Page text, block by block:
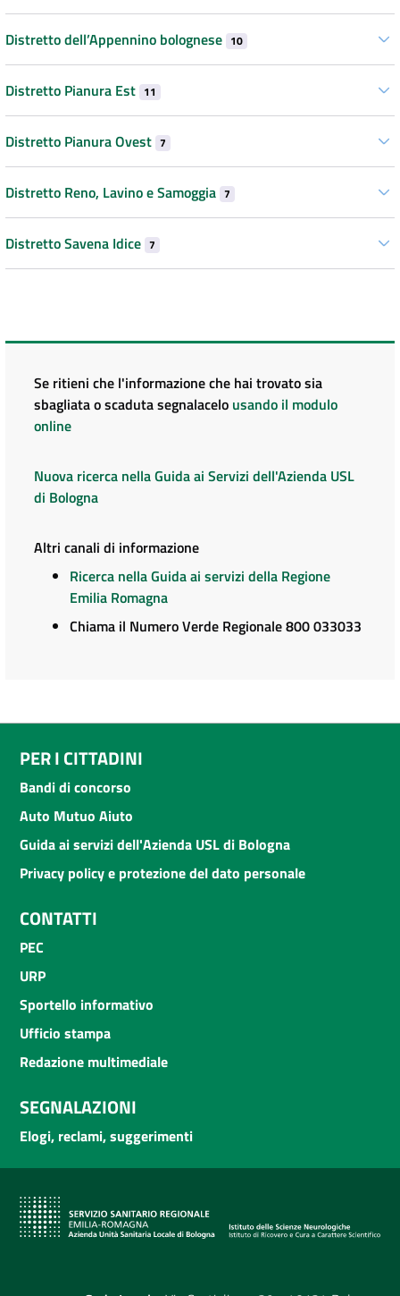
Distretto dell’Appennino bolognese 10
Distretto Pianura Est 11
Distretto Pianura Ovest 7
Distretto Reno, Lavino e Samoggia 7
Distretto Savena Idice 7
Se ritieni che l'informazione che hai trovato sia
sbagliata o scaduta segnalacelo usando il modulo
online
Nuova ricerca nella Guida ai Servizi dell'Azienda USL
di Bologna
Altri canali di informazione
Ricerca nella Guida ai servizi della Regione
Emilia Romagna
Chiama il Numero Verde Regionale 800 033033
PER I CITTADINI
Bandi di concorso
Auto Mutuo Aiuto
Guida ai servizi dell'Azienda USL di Bologna
Privacy policy e protezione del dato personale
CONTATTI
PEC
URP
Sportello informativo
Ufficio stampa
Redazione multimediale
SEGNALAZIONI
Elogi, reclami, suggerimenti